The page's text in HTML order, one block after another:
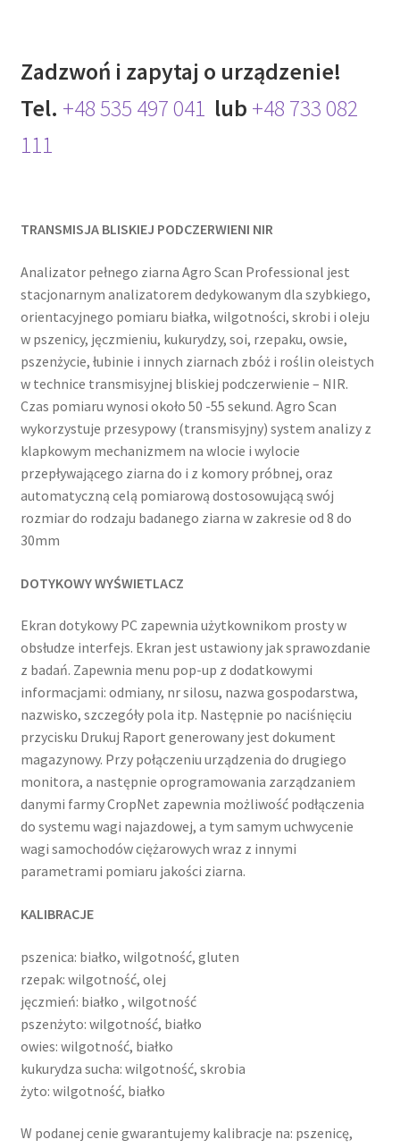
Zadzwoń i zapytaj o urządzenie!
Tel. +48 535 497 041 lub +48 733 082
111
TRANSMISJA BLISKIEJ PODCZERWIENI NIR
Analizator pełnego ziarna Agro Scan Professional jest
stacjonarnym analizatorem dedykowanym dla szybkiego,
orientacyjnego pomiaru białka, wilgotności, skrobi i oleju
w pszenicy, jęczmieniu, kukurydzy, soi, rzepaku, owsie,
pszenżycie, łubinie i innych ziarnach zbóż i roślin oleistych
w technice transmisyjnej bliskiej podczerwienie – NIR.
Czas pomiaru wynosi około 50 -55 sekund. Agro Scan
wykorzystuje przesypowy (transmisyjny) system analizy z
klapkowym mechanizmem na wlocie i wylocie
przepływającego ziarna do i z komory próbnej, oraz
automatyczną celą pomiarową dostosowującą swój
rozmiar do rodzaju badanego ziarna w zakresie od 8 do
30mm
DOTYKOWYWYŚWIETLACZ
Ekran dotykowy PC zapewnia użytkownikom prosty w
obsłudze interfejs. Ekran jest ustawiony jak sprawozdanie
z badań. Zapewnia menu pop-up z dodatkowymi
informacjami: odmiany, nr silosu, nazwa gospodarstwa,
nazwisko, szczegóły pola itp. Następnie po naciśnięciu
przycisku Drukuj Raport generowany jest dokument
magazynowy. Przy połączeniu urządzenia do drugiego
monitora, a następnie oprogramowania zarządzaniem
danymi farmy CropNet zapewnia możliwość podłączenia
do systemu wagi najazdowej, a tym samym uchwycenie
wagi samochodów ciężarowych wraz z innymi
parametrami pomiaru jakości ziarna.
KALIBRACJE
pszenica: białko, wilgotność, gluten
rzepak: wilgotność, olej
jęczmień: białko , wilgotność
pszenżyto: wilgotność, białko
owies: wilgotność, białko
kukurydza sucha: wilgotność, skrobia
żyto: wilgotność, białko
W podanej cenie gwarantujemy kalibracje na: pszenicę,